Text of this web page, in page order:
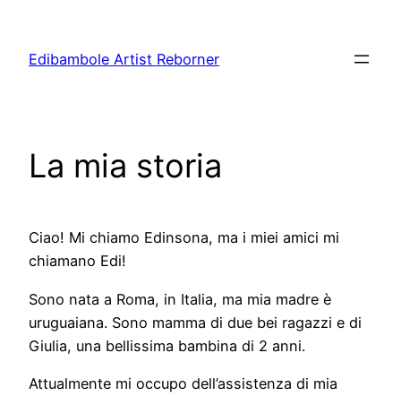
contenu
Edibambole Artist Reborner
La mia storia
Ciao! Mi chiamo Edinsona, ma i miei amici mi
chiamano Edi!
Sono nata a Roma, in Italia, ma mia madre è
uruguaiana. Sono mamma di due bei ragazzi e di
Giulia, una bellissima bambina di 2 anni.
Attualmente mi occupo dell’assistenza di mia